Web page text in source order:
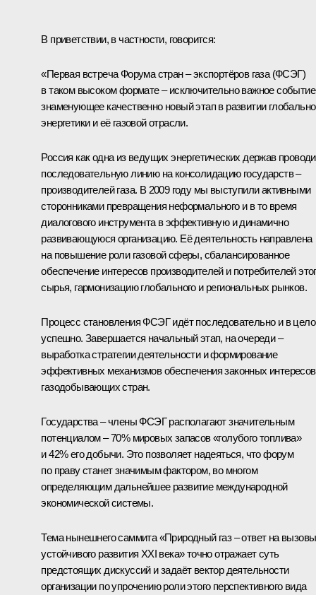
В приветствии, в частности, говорится:
«Первая встреча Форума стран – экспортёров газа (ФСЭГ)
в таком высоком формате – исключительно важное
знаменующее качественно новый этап в развитии
энергетики и её газовой отрасли.
Россия как одна из ведущих энергетических держав
последовательную линию на консолидацию государств –
производителей газа. В 2009 году мы выступили активными
сторонниками превращения неформального и в то время
диалогового инструмента в эффективную и динамично
развивающуюся организацию. Её деятельность направлена
на повышение роли газовой сферы, сбалансированное
обеспечение интересов производителей и потребителей
сырья, гармонизацию глобального и региональных рынков.
Процесс становления ФСЭГ идёт последовательно и в
успешно. Завершается начальный этап, на очереди –
выработка стратегии деятельности и формирование
эффективных механизмов обеспечения законных интересов
газодобывающих стран.
Государства – члены ФСЭГ располагают значительным
потенциалом – 70% мировых запасов «голубого топлива»
и 42% его добычи. Это позволяет надеяться, что форум
по праву станет значимым фактором, во многом
определяющим дальнейшее развитие международной
экономической системы.
Тема нынешнего саммита «Природный газ – ответ на вызовы
устойчивого развития XXI века» точно отражает суть
предстоящих дискуссий и задаёт вектор деятельности
организации по упрочению роли этого перспективного вида